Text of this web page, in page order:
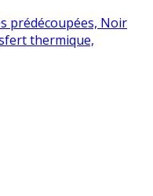
prédécoupées, Noir
thermique,